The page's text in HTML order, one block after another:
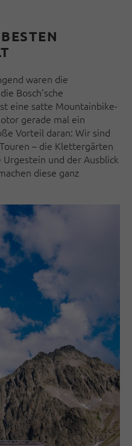
waren die
Bosch’sche
eine satte Mountainbike-
gerade mal ein
Vorteil daran: Wir sind
– die Klettergärten
und der Ausblick
diese ganz